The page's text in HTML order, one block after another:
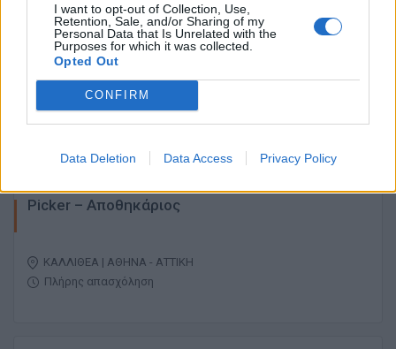
I want to opt-out of Collection, Use,
Retention, Sale, and/or Sharing of my
Personal Data that Is Unrelated with the
Purposes for which it was collected.
Opted Out
CONFIRM
Data Deletion Data Access Privacy Policy
06/08/2026
Business Client Associate
ΝΟΤΙΑ ΠΡΟΑΣΤΙΑ | ΑΘΗΝΑ - ΑΤΤΙΚΗ
Πλήρης απασχόληση
Picker – Αποθηκάριος
ΚΑΛΛΙΘΕΑ | ΑΘΗΝΑ - ΑΤΤΙΚΗ
Πλήρης απασχόληση